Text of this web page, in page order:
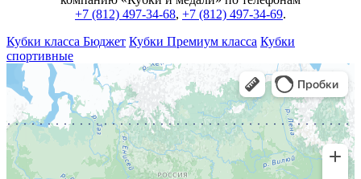
+7 (812) 497-34-68, +7 (812) 497-34-69.
Кубки класса Бюджет Кубки Премиум класса Кубки
спортивные